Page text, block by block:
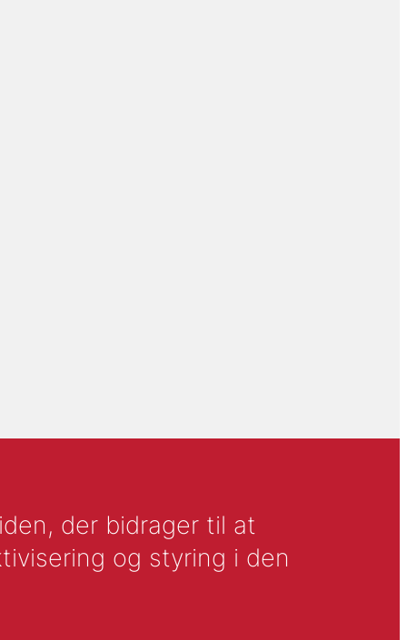
der bidrager til at
og styring i den